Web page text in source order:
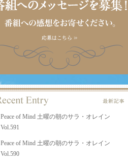
Peace of Mind 土曜の朝のサラ・オレイン
Vol.591
Peace of Mind 土曜の朝のサラ・オレイン
Vol.590